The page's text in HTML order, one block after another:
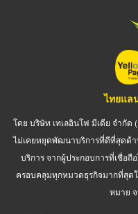
ไทยแล
โดย บริษัท เทเลอินโฟ มีเดีย จำกัด
ไม่เคยหยุดพัฒนาบริการที่ดีที่สุดด้า
บริการ จากผู้ประกอบการที่เชื่อ
ครอบคลุมทุกหมวดธุรกิจมากที่สุด
หมาย